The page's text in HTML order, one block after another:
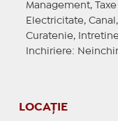
Management,
Electricitate,
Curatenie,
Inchiriere:
LOCAȚIE